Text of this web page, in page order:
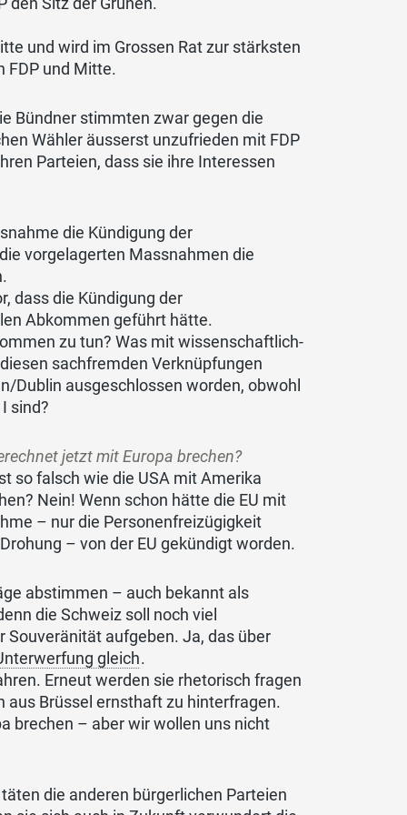
und wird im Grossen Rat zur stärksten
FDP und Mitte.
Bündner stimmten zwar gegen die
Wähler äusserst unzufrieden mit FDP
Parteien, dass sie ihre Interessen
die Kündigung der
vorgelagerten Massnahmen die
dass die Kündigung der
Abkommen geführt hätte.
zu tun? Was mit wissenschaftlich-
sachfremden Verknüpfungen
Dublin ausgeschlossen worden, obwohl
sind?
jetzt mit Europa brechen?
so falsch wie die USA mit Amerika
Nein! Wenn schon hätte die EU mit
– nur die Personenfreizügigkeit
– von der EU gekündigt worden.
abstimmen – auch bekannt als
die Schweiz soll noch viel
aufgeben. Ja, das über
gleich.
Erneut werden sie rhetorisch fragen
aus Brüssel ernsthaft zu hinterfragen.
brechen – aber wir wollen uns nicht
die anderen bürgerlichen Parteien